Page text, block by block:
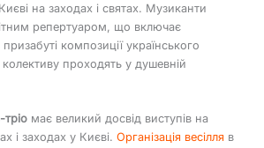
на заходах і святах. Музиканти
репертуаром, що включає
призабуті композиції українського
проходять у душевній
має великий досвід виступів на
і заходах у Києві. Організація весілля в